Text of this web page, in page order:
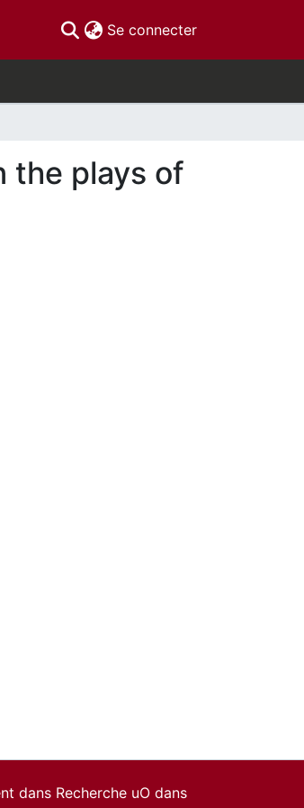
Se connecter(current)
the plays of
dans Recherche uO dans